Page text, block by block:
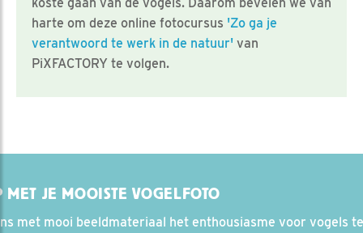
koste gaan van de vogels. Daarom bevelen we van
harte om deze online fotocursus 'Zo ga je
verantwoord te werk in de natuur' van
PiXFACTORY te volgen.
MET JE MOOISTE VOGELFOTO
met mooi beeldmateriaal het enthousiasme voor vogels te